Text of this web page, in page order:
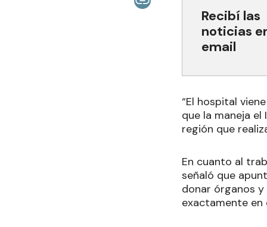
Recibí las
noticias
email
“El hospital
que la maneja el
región que
En cuanto al
señaló que
donar órganos
exactamente en